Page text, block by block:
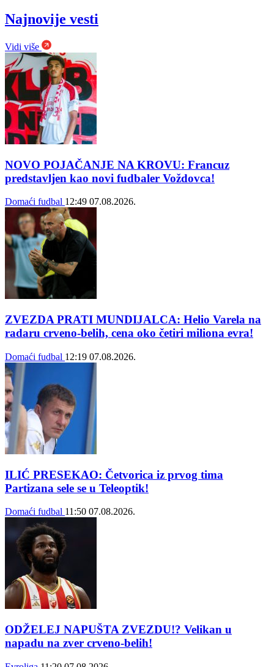
Najnovije vesti
Vidi više
NOVO POJAČANJE NA KROVU: Francuz
predstavljen kao novi fudbaler Voždovca!
Domaći fudbal 12:49 07.08.2026.
ZVEZDA PRATI MUNDIJALCA: Helio Varela na
radaru crveno-belih, cena oko četiri miliona evra!
Domaći fudbal 12:19 07.08.2026.
ILIĆ PRESEKAO: Četvorica iz prvog tima
Partizana sele se u Teleoptik!
Domaći fudbal 11:50 07.08.2026.
ODŽELEJ NAPUŠTA ZVEZDU!? Velikan u
napadu na zver crveno-belih!